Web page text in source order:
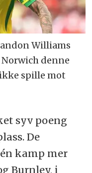
Williams
denne
spille mot
syv poeng
De
kamp mer
Burnley, i